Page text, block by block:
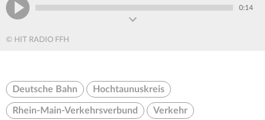
0:14
© HIT RADIO FFH
Deutsche Bahn Hochtaunuskreis
Rhein-Main-Verkehrsverbund Verkehr